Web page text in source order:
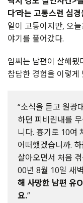
다‘라는 고통스런 심경
일이 고통이지만, 오
야기를 풀어갔다.
임씨는 남편이 살해됐
참담한 경험을 이렇게
“소식을 듣고 원광
하던 피비린내를
니다. 흉기로 10여
어떠했겠습니까.
살아오면서 처음
00년 8월 10일 새
해 사망한 남편 유
요.”